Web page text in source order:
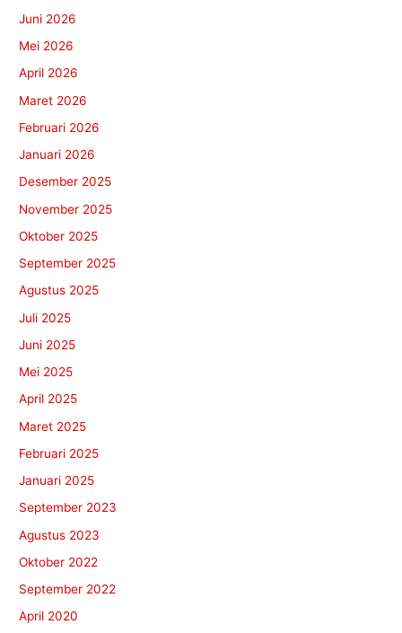
Juni 2026
Mei 2026
April 2026
Maret 2026
Februari 2026
Januari 2026
Desember 2025
November 2025
Oktober 2025
September 2025
Agustus 2025
Juli 2025
Juni 2025
Mei 2025
April 2025
Maret 2025
Februari 2025
Januari 2025
September 2023
Agustus 2023
Oktober 2022
September 2022
April 2020